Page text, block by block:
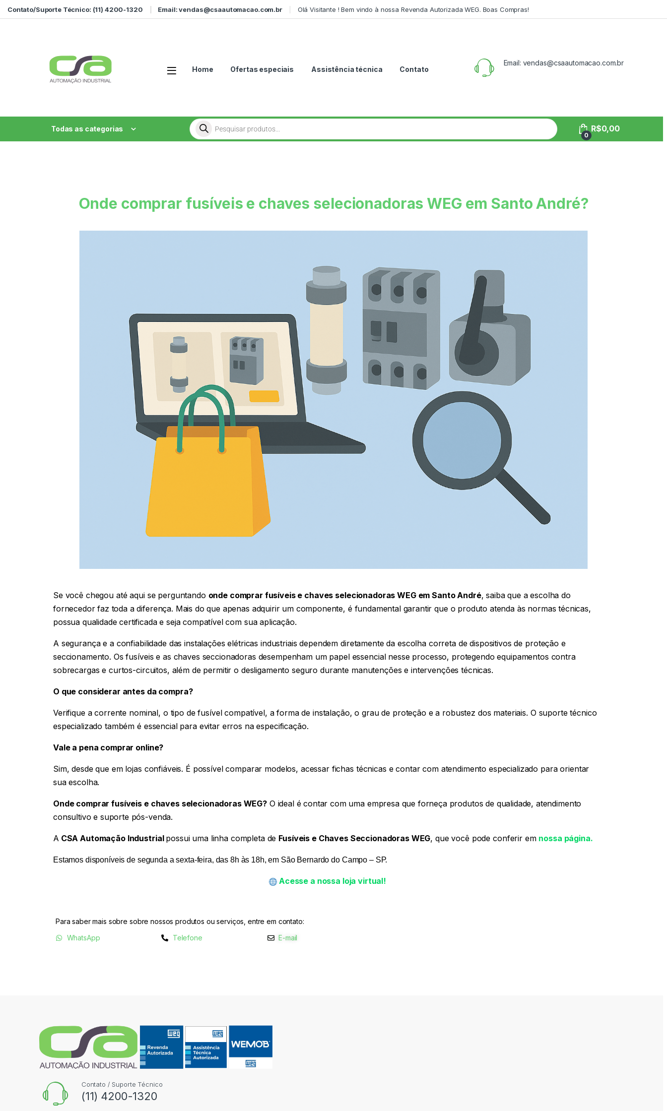
Contato/Suporte Técnico: (11) 4200-1320 Email: vendas@csaautomacao.com.br Olá Visitante ! Bem vindo à nossa Revenda Autorizada WEG. Boas Compras!
Home Ofertas especiais Assistência técnica Contato
Email: vendas@csaautomacao.com.br
Todas as categorias
0
R$0,00
Onde comprar fusíveis e chaves selecionadoras WEG em Santo André?
Se você chegou até aqui se perguntando onde comprar fusíveis e chaves selecionadoras WEG em Santo André, saiba que a escolha do
fornecedor faz toda a diferença. Mais do que apenas adquirir um componente, é fundamental garantir que o produto atenda às normas técnicas,
possua qualidade certificada e seja compatível com sua aplicação.
A segurança e a confiabilidade das instalações elétricas industriais dependem diretamente da escolha correta de dispositivos de proteção e
seccionamento. Os fusíveis e as chaves seccionadoras desempenham um papel essencial nesse processo, protegendo equipamentos contra
sobrecargas e curtos-circuitos, além de permitir o desligamento seguro durante manutenções e intervenções técnicas.
O que considerar antes da compra?
Verifique a corrente nominal, o tipo de fusível compatível, a forma de instalação, o grau de proteção e a robustez dos materiais. O suporte técnico
especializado também é essencial para evitar erros na especificação.
Vale a pena comprar online?
Sim, desde que em lojas confiáveis. É possível comparar modelos, acessar fichas técnicas e contar com atendimento especializado para orientar
sua escolha.
Onde comprar fusíveis e chaves selecionadoras WEG?O ideal é contar com uma empresa que forneça produtos de qualidade, atendimento
consultivo e suporte pós-venda.
A CSA Automação Industrial possui uma linha completa de Fusíveis e Chaves Seccionadoras WEG, que você pode conferir em nossa página.
Estamos disponíveis de segunda a sexta-feira, das 8h às 18h, em São Bernardo do Campo – SP.
Acesse a nossa lojavirtual!
Para saber mais sobre sobre nossos produtos ou serviços, entre em contato:
WhatsApp
Telefone E-mail
Contato / Suporte Técnico
(11) 4200-1320